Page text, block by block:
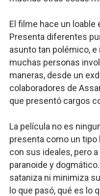
El filme hace un
Presenta diferentes
asunto tan polémico,
muchas personas
maneras, desde un
colaboradores de
que presentó cargos
La película no es
presenta como un
con sus ideales, pero
paranoide y
sataniza ni minimiza
lo que pasó, qué es lo